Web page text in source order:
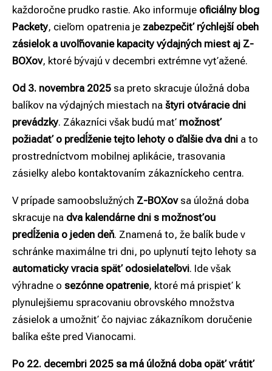
každoročne prudko rastie. Ako informuje oficiálny blog
Packety, cieľom opatrenia je zabezpečiť rýchlejší obeh
zásielok a uvoľňovanie kapacity výdajných miest aj Z-
BOXov, ktoré bývajú v decembri extrémne vyťažené.
Od 3. novembra 2025 sa preto skracuje úložná doba
balíkov na výdajných miestach na štyri otváracie dni
prevádzky. Zákazníci však budú mať možnosť
požiadať o predĺženie tejto lehoty o ďalšie dva dni a to
prostredníctvom mobilnej aplikácie, trasovania
zásielky alebo kontaktovaním zákazníckeho centra.
V prípade samoobslužných Z-BOXovsa úložná doba
skracuje na dva kalendárne dni s možnosťou
predĺženia o jeden deň. Znamená to, že balík bude v
schránke maximálne tri dni, po uplynutí tejto lehoty sa
automaticky vracia späť odosielateľovi. Ide však
výhradne o sezónne opatrenie, ktoré má prispieť k
plynulejšiemu spracovaniu obrovského množstva
zásielok a umožniť čo najviac zákazníkom doručenie
balíka ešte pred Vianocami.
Po 22. decembri 2025 sa má úložná doba opäť vrátiť